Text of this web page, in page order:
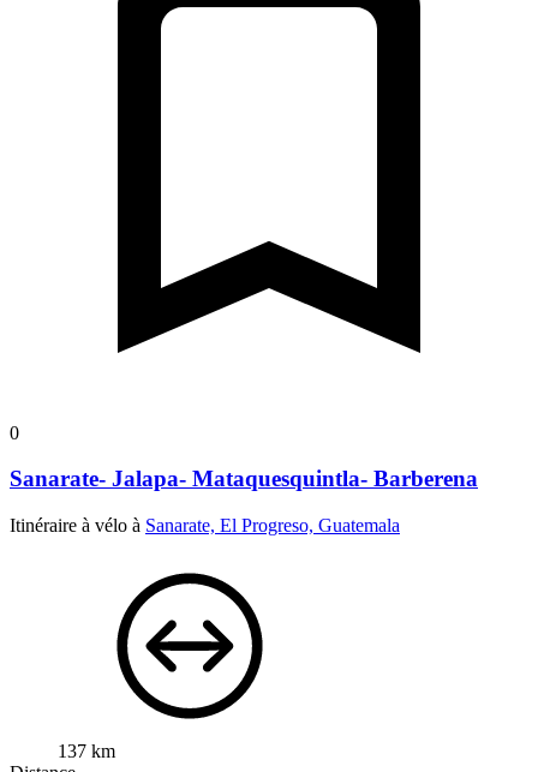
0
Sanarate- Jalapa- Mataquesquintla- Barberena
Itinéraire à vélo à Sanarate, El Progreso, Guatemala
137 km